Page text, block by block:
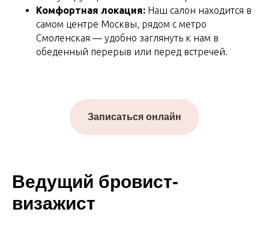
Комфортная локация: Наш салон находится в
самом центре Москвы, рядом с метро
Смоленская — удобно заглянуть к нам в
обеденный перерыв или перед встречей.
Записаться онлайн
Ведущий бровист-
визажист